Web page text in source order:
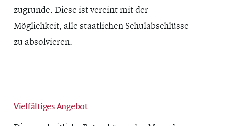
zugrunde. Diese ist vereint mit der
Möglichkeit, alle staatlichen Schulabschlüsse
zu absolvieren.
Vielfältiges Angebot